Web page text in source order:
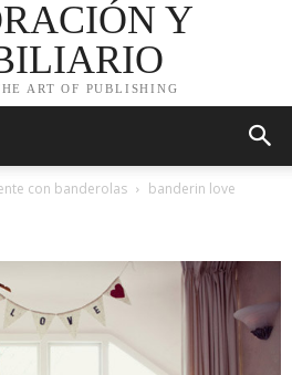
Y
ART OF PUBLISHING
con banderolas banderin love